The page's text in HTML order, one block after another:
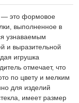
— это формовое
выполненное в
узнаваемым
и выразительной
игрушка
отмечает, что
по цвету и мелким
для изделий
имеет размер